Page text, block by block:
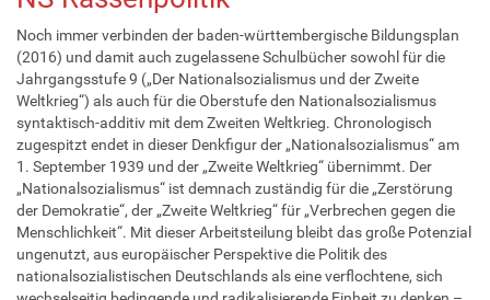
Noch immer verbinden der baden-württembergische Bildungsplan
(2016) und damit auch zugelassene Schulbücher sowohl für die
Jahrgangsstufe 9 („Der Nationalsozialismus und der Zweite
Weltkrieg“) als auch für die Oberstufe den Nationalsozialismus
syntaktisch-additiv mit dem Zweiten Weltkrieg. Chronologisch
zugespitzt endet in dieser Denkfigur der „Nationalsozialismus“ am
1. September 1939 und der „Zweite Weltkrieg“ übernimmt. Der
„Nationalsozialismus“ ist demnach zuständig für die „Zerstörung
der Demokratie“, der „Zweite Weltkrieg“ für „Verbrechen gegen die
Menschlichkeit“. Mit dieser Arbeitsteilung bleibt das große Potenzial
ungenutzt, aus europäischer Perspektive die Politik des
nationalsozialistischen Deutschlands als eine verflochtene, sich